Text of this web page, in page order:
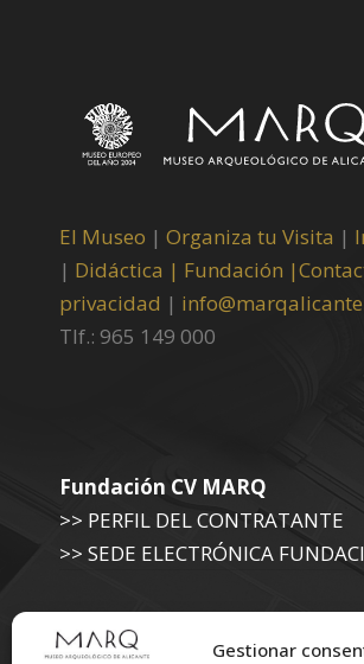
Gestionar
El Museo | Organiza tu Visita |
| Didáctica | Fundación |
privacidad |
Tlf.: 965 149 000
Fundación CV MARQ
>> PERFIL DEL CONTRATANTE
>> SEDE ELECTRÓNICA
>> SEDE ELECTRÓNICA